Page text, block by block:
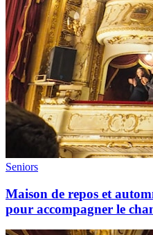
Seniors
Maison de repos et
pour accompagner le